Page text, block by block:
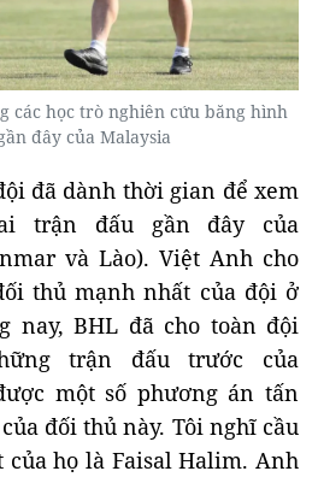
các học trò nghiên cứu băng hình
đây của Malaysia
đã dành thời gian để xem
trận đấu gần đây của
và Lào). Việt Anh cho
thủ mạnh nhất của đội ở
nay, BHL đã cho toàn đội
trận đấu trước của
một số phương án tấn
đối thủ này. Tôi nghĩ cầu
họ là Faisal Halim. Anh